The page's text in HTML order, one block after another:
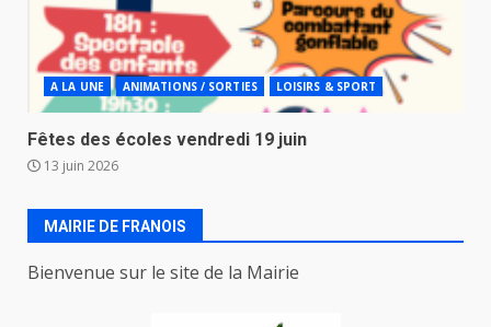
A LA UNE ANIMATIONS / SORTIES LOISIRS & SPORT
Fêtes des écoles vendredi 19 juin
13 juin 2026
MAIRIE DE FRANOIS
Bienvenue sur le site de la Mairie